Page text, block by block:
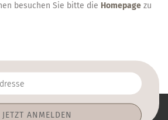
besuchen Sie bitte die Homepage zu